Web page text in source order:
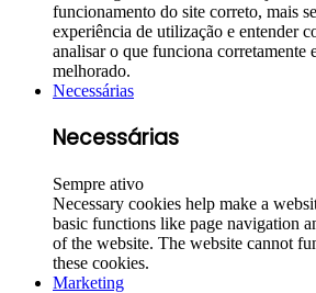
funcionamento do site correto, mais
experiência de utilização e entender
analisar o que funciona corretamente
melhorado.
Necessárias
Necessárias
Sempre ativo
Necessary cookies help make a
basic functions like page navigation
of the website. The website cannot
these cookies.
Marketing